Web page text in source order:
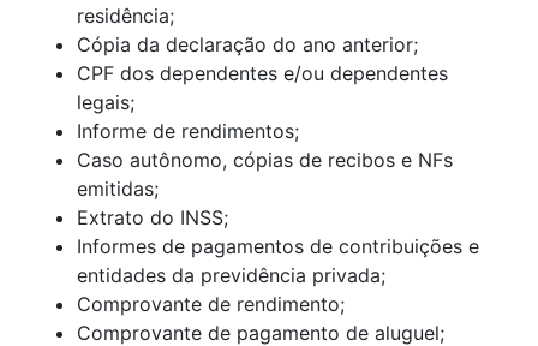
residência;
Cópia da declaração do ano anterior;
CPF dos dependentes e/ou dependentes
legais;
Informe de rendimentos;
Caso autônomo, cópias de recibos e NFs
emitidas;
Extrato do INSS;
Informes de pagamentos de contribuições e
entidades da previdência privada;
Comprovante de rendimento;
Comprovante de pagamento de aluguel;